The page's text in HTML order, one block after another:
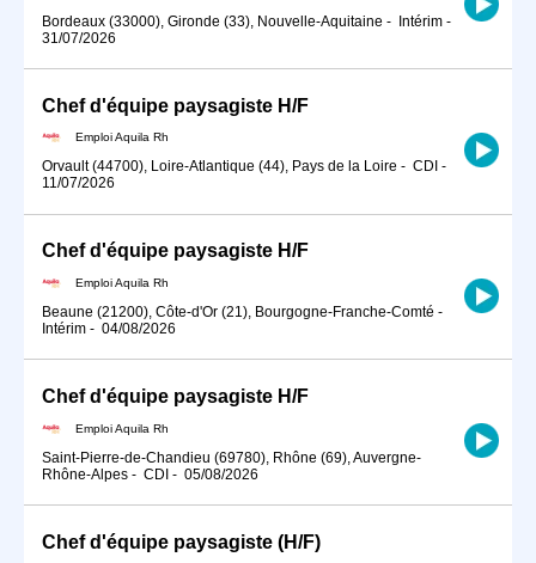
Bordeaux (33000), Gironde (33), Nouvelle-Aquitaine - Intérim -
31/07/2026
Chef d'équipe paysagiste H/F
Emploi Aquila Rh
Orvault (44700), Loire-Atlantique (44), Pays de la Loire - CDI -
11/07/2026
Chef d'équipe paysagiste H/F
Emploi Aquila Rh
Beaune (21200), Côte-d'Or (21), Bourgogne-Franche-Comté -
Intérim - 04/08/2026
Chef d'équipe paysagiste H/F
Emploi Aquila Rh
Saint-Pierre-de-Chandieu (69780), Rhône (69), Auvergne-
Rhône-Alpes - CDI - 05/08/2026
Chef d'équipe paysagiste (H/F)